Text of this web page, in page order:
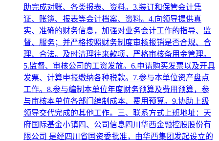
助完成对账、各类报表、资料。3.装订和保管会计凭
证、账簿、报表等会计档案、资料。4.向领导提供真
实、准确的财务信息，加强对业务会计工作的指导、监
督、服务；并严格按照财务制度审核报销是否合规、合
理、合法。及时清理往来款项，严格审核备用金管理。
5.监督、审核公司的工资发放。6.申请购买发票以及开具
发票、计算申报缴纳各种税款。7.参与本单位资产盘点
工作。8.参与编制本单位年度财务预算及费用预算，参
与审核本单位各部门编制成本、费用预算。9.协助上级
领导交代完成的其他工作。三、联系方式上班地址：天
府国际基金小镇四、公司信息四川华西金融控股股份有
限公司 是经四川省国资委批准，由华西集团发起设立的